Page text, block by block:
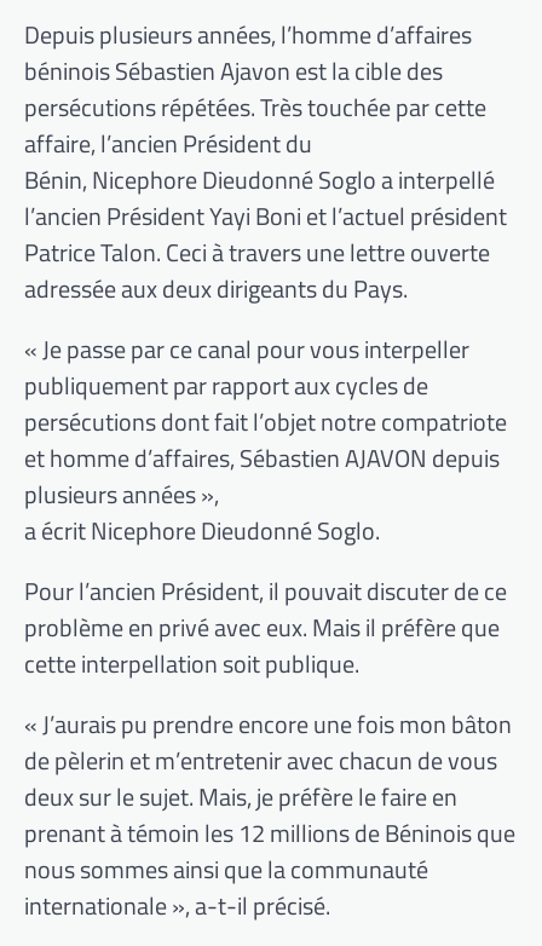
Depuis plusieurs années, l’homme d’affaires
béninois Sébastien Ajavon est la cible des
persécutions répétées. Très touchée par cette
affaire, l’ancien Président du
Bénin, Nicephore Dieudonné Soglo a interpellé
l’ancien Président Yayi Boni et l’actuel président
Patrice Talon. Ceci à travers une lettre ouverte
adressée aux deux dirigeants du Pays.
« Je passe par ce canal pour vous interpeller
publiquement par rapport aux cycles de
persécutions dont fait l’objet notre compatriote
et homme d’affaires, Sébastien AJAVON depuis
plusieurs années »,
a écrit Nicephore Dieudonné Soglo.
Pour l’ancien Président, il pouvait discuter de ce
problème en privé avec eux. Mais il préfère que
cette interpellation soit publique.
« J’aurais pu prendre encore une fois mon bâton
de pèlerin et m’entretenir avec chacun de vous
deux sur le sujet. Mais, je préfère le faire en
prenant à témoin les 12 millions de Béninois que
nous sommes ainsi que la communauté
internationale », a-t-il précisé.